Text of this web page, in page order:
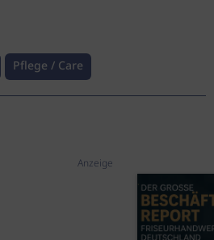
Pflege / Care
Anzeige